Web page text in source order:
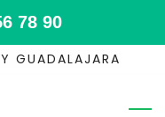
78 90
GUADALAJARA